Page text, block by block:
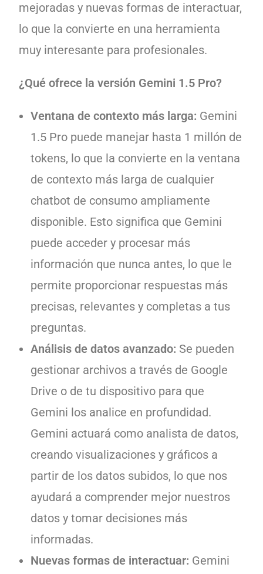
mejoradas y nuevas formas de interactuar,
lo que la convierte en una herramienta
muy interesante para profesionales.
¿Qué ofrece la versión Gemini 1.5 Pro?
Ventana de contexto más larga: Gemini
1.5 Pro puede manejar hasta 1 millón de
tokens, lo que la convierte en la ventana
de contexto más larga de cualquier
chatbot de consumo ampliamente
disponible. Esto significa que Gemini
puede acceder y procesar más
información que nunca antes, lo que le
permite proporcionar respuestas más
precisas, relevantes y completas a tus
preguntas.
Análisis de datos avanzado: Se pueden
gestionar archivos a través de Google
Drive o de tu dispositivo para que
Gemini los analice en profundidad.
Gemini actuará como analista de datos,
creando visualizaciones y gráficos a
partir de los datos subidos, lo que nos
ayudará a comprender mejor nuestros
datos y tomar decisiones más
informadas.
Nuevas formas de interactuar: Gemini